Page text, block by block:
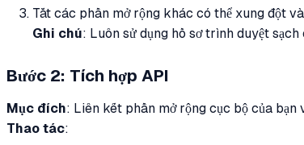
Tắt các phần mở rộng khác có thể xung đột
Ghi chú: Luôn sử dụng hồ sơ trình duyệt
Bước 2: Tích hợp API
Mục đích: Liên kết phần mở rộng cục bộ của bạn
Thao tác: